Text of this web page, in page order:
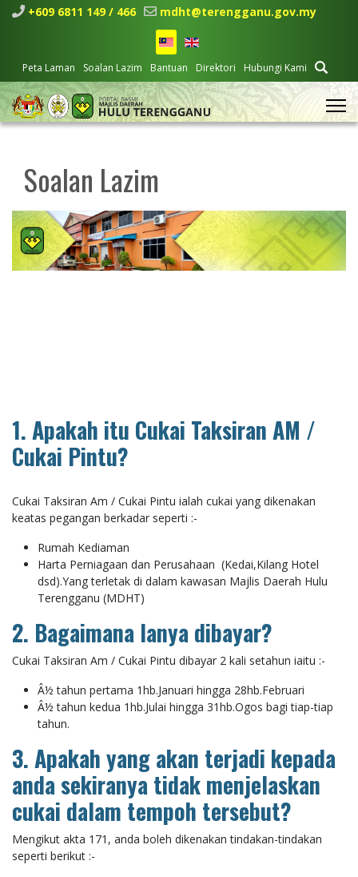
+609 6811 149 / 466 mdht@terengganu.gov.my
Peta Laman Soalan Lazim Bantuan Direktori Hubungi Kami
Soalan Lazim
1. Apakah itu Cukai Taksiran AM /
Cukai Pintu?
Cukai Taksiran Am / Cukai Pintu ialah cukai yang dikenakan
keatas pegangan berkadar seperti :-
Rumah Kediaman
Harta Perniagaan dan Perusahaan (Kedai,Kilang Hotel
dsd).Yang terletak di dalam kawasan Majlis Daerah Hulu
Terengganu (MDHT)
2. Bagaimana Ianya dibayar?
Cukai Taksiran Am / Cukai Pintu dibayar 2 kali setahun iaitu :-
Â½ tahun pertama 1hb.Januari hingga 28hb.Februari
Â½ tahun kedua 1hb.Julai hingga 31hb.Ogos bagi tiap-tiap
tahun.
3. Apakah yang akan terjadi kepada
anda sekiranya tidak menjelaskan
cukai dalam tempoh tersebut?
Mengikut akta 171, anda boleh dikenakan tindakan-tindakan
seperti berikut :-